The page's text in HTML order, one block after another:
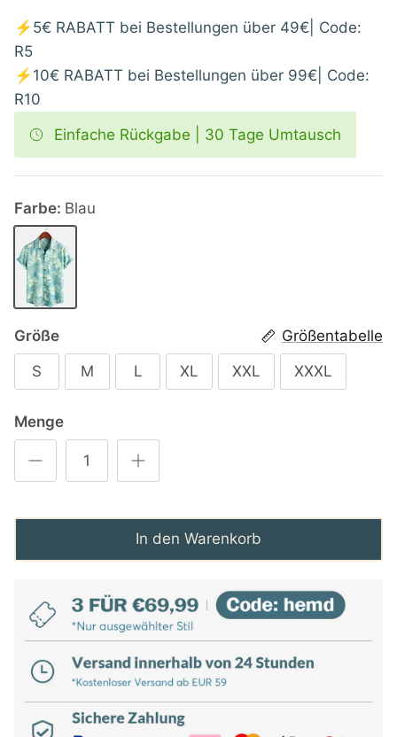
⚡5€ RABATT bei Bestellungen über 49€| Code:
R5
⚡10€ RABATT bei Bestellungen über 99€| Code:
R10
Einfache Rückgabe | 30 Tage Umtausch
Farbe: Blau
Größe
Größentabelle
S
M L XL XXL XXXL
Menge
In den Warenkorb